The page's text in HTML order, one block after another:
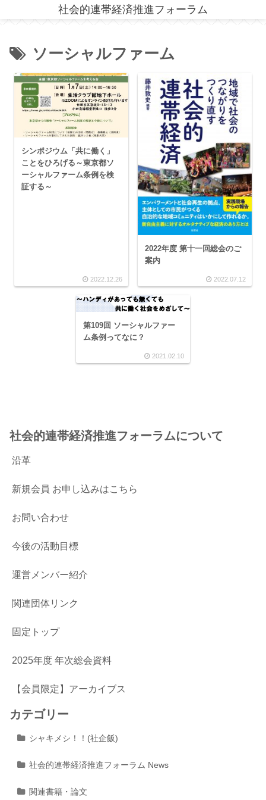
社会的連帯経済推進フォーラム
ソーシャルファーム
シンポジウム「共に働く」
ことをひろげる～東京都ソ
ーシャルファーム条例を検
証する～
2022.12.26
2022年度 第十一回総会のご
案内
2022.07.12
第109回 ソーシャルファー
ム条例ってなに？
2021.02.10
社会的連帯経済推進フォーラムについて
沿革
新規会員 お申し込みはこちら
お問い合わせ
今後の活動目標
運営メンバー紹介
関連団体リンク
固定トップ
2025年度 年次総会資料
【会員限定】アーカイブス
カテゴリー
シャキメシ！！(社企飯)
社会的連帯経済推進フォーラム News
関連書籍・論文